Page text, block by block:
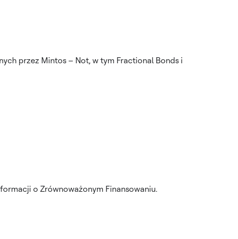
przez Mintos – Not, w tym Fractional Bonds i
o Zrównoważonym Finansowaniu.